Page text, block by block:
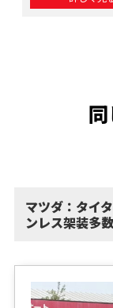
マツダ：タイ
ンレス架装多